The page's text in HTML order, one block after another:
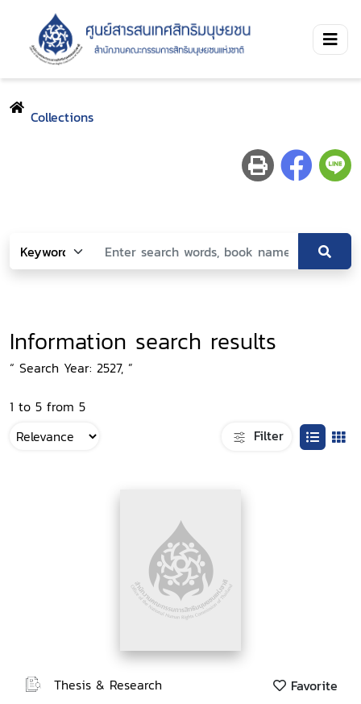
Collections
Information search results
“ Search Year: 2527, ”
1 to 5 from 5
Filter
Thesis & Research Favorite